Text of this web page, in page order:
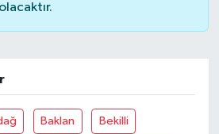
Baklan Bekilli